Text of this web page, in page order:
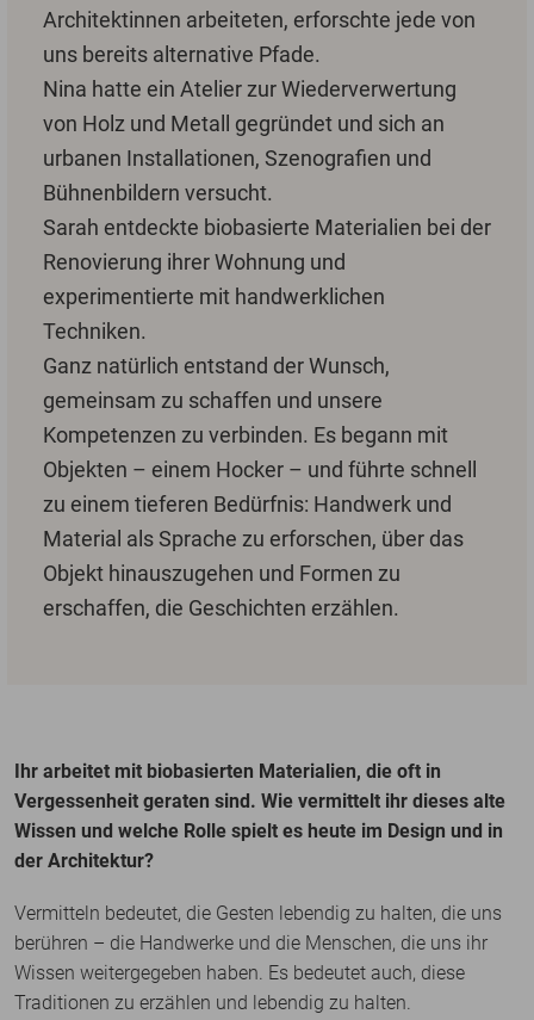
Architektinnen arbeiteten, erforschte jede von
uns bereits alternative Pfade.
Nina hatte ein Atelier zur Wiederverwertung
von Holz und Metall gegründet und sich an
urbanen Installationen, Szenografien und
Bühnenbildern versucht.
Sarah entdeckte biobasierte Materialien bei der
Renovierung ihrer Wohnung und
experimentierte mit handwerklichen
Techniken.
Ganz natürlich entstand der Wunsch,
gemeinsam zu schaffen und unsere
Kompetenzen zu verbinden. Es begann mit
Objekten – einem Hocker – und führte schnell
zu einem tieferen Bedürfnis: Handwerk und
Material als Sprache zu erforschen, über das
Objekt hinauszugehen und Formen zu
erschaffen, die Geschichten erzählen.
Ihr arbeitet mit biobasierten Materialien, die oft in
Vergessenheit geraten sind. Wie vermittelt ihr dieses alte
Wissen und welche Rolle spielt es heute im Design und in
der Architektur?
Vermitteln bedeutet, die Gesten lebendig zu halten, die uns
berühren – die Handwerke und die Menschen, die uns ihr
Wissen weitergegeben haben. Es bedeutet auch, diese
Traditionen zu erzählen und lebendig zu halten.